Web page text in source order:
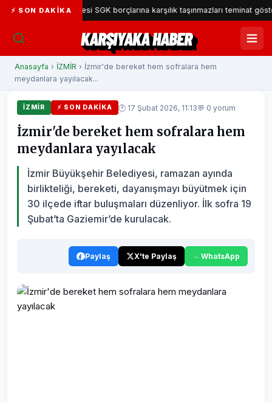
⚡ SON DAKIKA
Belediyesi SGK borçlarına karşılık taşınmazları teminat gösterecek
KARŞIYAKA HABER
Anasayfa › İZMİR › İzmir'de bereket hem sofralara hem
meydanlara yayılacak...
İZMİR ⚡ SON DAKIKA 🕐 17 Şubat 2026, 11:13💬 0 yorum
İzmir'de bereket hem sofralara hem
meydanlara yayılacak
İzmir Büyükşehir Belediyesi, ramazan ayında
birlikteliği, bereketi, dayanışmayı büyütmek için
30 ilçede iftar buluşmaları düzenliyor. İlk sofra 19
Şubat’ta Gaziemir’de kurulacak.
Paylaş X'te Paylaş WhatsApp